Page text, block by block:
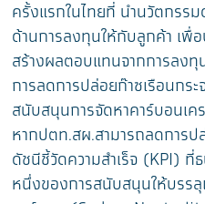
ครั้งแรกในไทยที่ นำนวัตกรร
ด้านการลงทุนให้กับลูกค้า เพื่
สร้างผลตอบแทนจากการลงทุ
การลดการปล่อยก๊าซเรือนกร
สนับสนุนการจัดหาคาร์บอนเ
หากปตท.สผ.สามารถลดการป
ดัชนีชี้วัดความสำเร็จ (KPI) ที่
หนึ่งของการสนับสนุนให้บรรลุ